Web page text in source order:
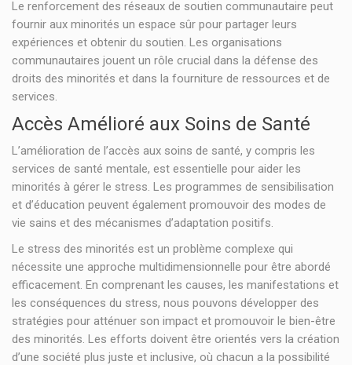
Le renforcement des réseaux de soutien communautaire peut
fournir aux minorités un espace sûr pour partager leurs
expériences et obtenir du soutien. Les organisations
communautaires jouent un rôle crucial dans la défense des
droits des minorités et dans la fourniture de ressources et de
services.
Accès Amélioré aux Soins de Santé
L’amélioration de l’accès aux soins de santé, y compris les
services de santé mentale, est essentielle pour aider les
minorités à gérer le stress. Les programmes de sensibilisation
et d’éducation peuvent également promouvoir des modes de
vie sains et des mécanismes d’adaptation positifs.
Le stress des minorités est un problème complexe qui
nécessite une approche multidimensionnelle pour être abordé
efficacement. En comprenant les causes, les manifestations et
les conséquences du stress, nous pouvons développer des
stratégies pour atténuer son impact et promouvoir le bien-être
des minorités. Les efforts doivent être orientés vers la création
d’une société plus juste et inclusive, où chacun a la possibilité